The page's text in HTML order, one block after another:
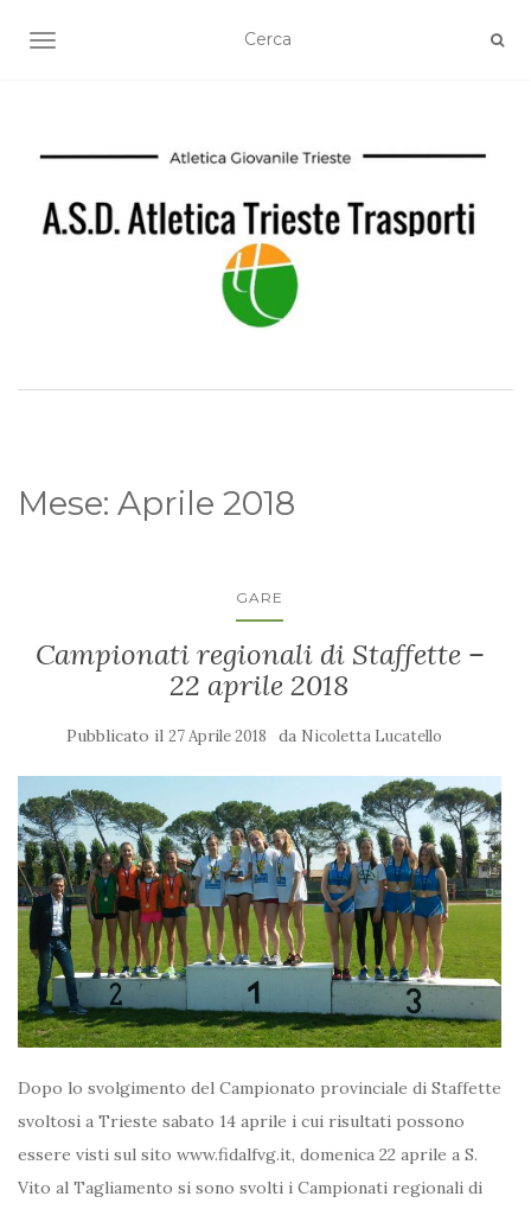
TOGGLE NAVIGATION
Mese: Aprile 2018
GARE
Campionati regionali di Staffette –
22 aprile 2018
Pubblicato il 27 Aprile 2018 da Nicoletta Lucatello
Dopo lo svolgimento del Campionato provinciale di Staffette
svoltosi a Trieste sabato 14 aprile i cui risultati possono
essere visti sul sito www.fidalfvg.it, domenica 22 aprile a S.
Vito al Tagliamento si sono svolti i Campionati regionali di